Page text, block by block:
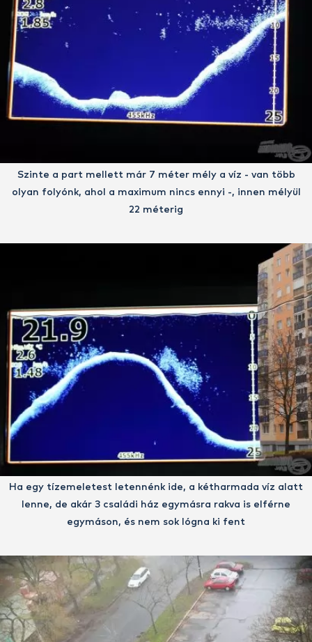
Szinte a part mellett már 7 méter mély a víz - van több
olyan folyónk, ahol a maximum nincs ennyi -, innen mélyül
22 méterig
Ha egy tízemeletest letennénk ide, a kétharmada víz alatt
lenne, de akár 3 családi ház egymásra rakva is elférne
egymáson, és nem sok lógna ki fent